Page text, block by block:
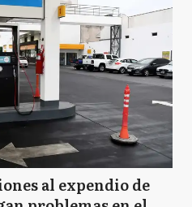
al expendio de